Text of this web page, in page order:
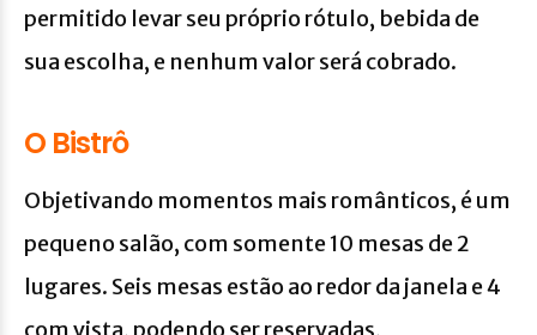
permitido levar seu próprio rótulo, bebida de
sua escolha, e nenhum valor será cobrado.
O Bistrô
Objetivando momentos mais românticos, é um
pequeno salão, com somente 10 mesas de 2
lugares. Seis mesas estão ao redor da janela e 4